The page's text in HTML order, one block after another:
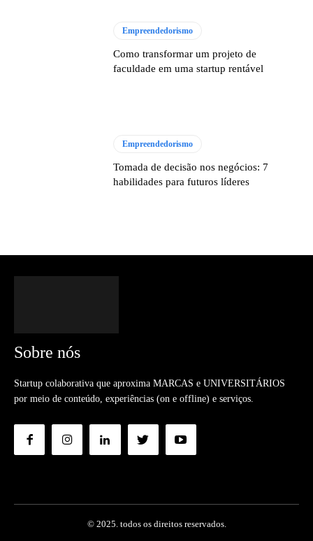
Empreendedorismo
Como transformar um projeto de
faculdade em uma startup rentável
Empreendedorismo
Tomada de decisão nos negócios: 7
habilidades para futuros líderes
Sobre nós
Startup colaborativa que aproxima MARCAS e UNIVERSITÁRIOS
por meio de conteúdo, experiências (on e offline) e serviços.
© 2025. todos os direitos reservados.